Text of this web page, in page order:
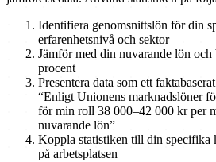
Identifiera genomsnittslön för din
erfarenhetsnivå och sektor
Jämför med din nuvarande lön
procent
Presentera data som ett
“Enligt Unionens marknadslöner
för min roll 38 000–42 000 kr per
nuvarande lön”
Koppla statistiken till din specifika
på arbetsplatsen